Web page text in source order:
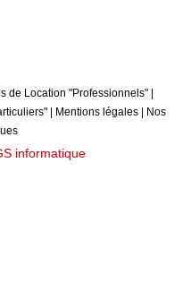
de Location "Professionnels"
| Mentions légales|
Nos
informatique